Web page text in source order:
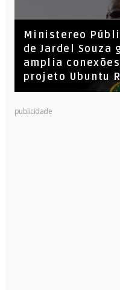
​Ministereo
de Jardel Souza
amplia
projeto Ubuntu
KL Jay (Racionais
publicidade